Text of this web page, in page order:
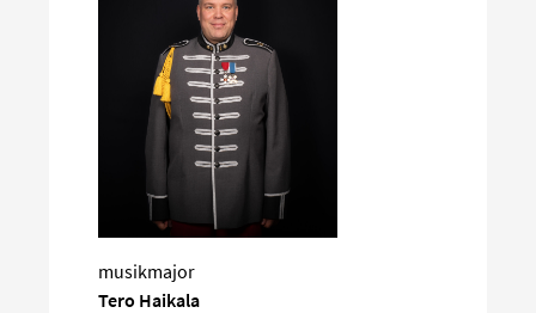
musikmajor
Tero Haikala